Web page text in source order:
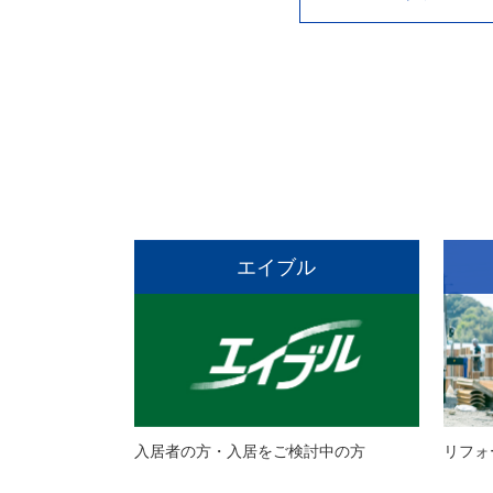
エイブル
入居者の方・入居をご検討中の方 リフ